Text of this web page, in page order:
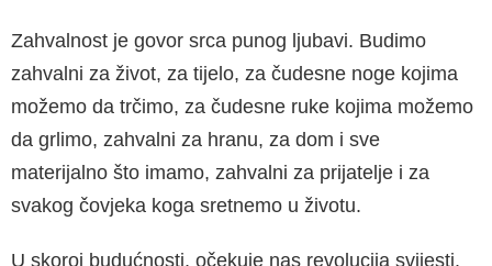
Zahvalnost je govor srca punog ljubavi. Bu­dimo
zahvalni za život, za tijelo, za čudesne noge kojima
možemo da trčimo, za čudesne ruke kojima možemo
da grlimo, zahvalni za hranu, za dom i sve
materijalno što imamo, zahvalni za prijatelje i za
svakog čovjeka koga sretnemo u životu.
U skoroj budućnosti, očekuje nas revolucija svijesti.